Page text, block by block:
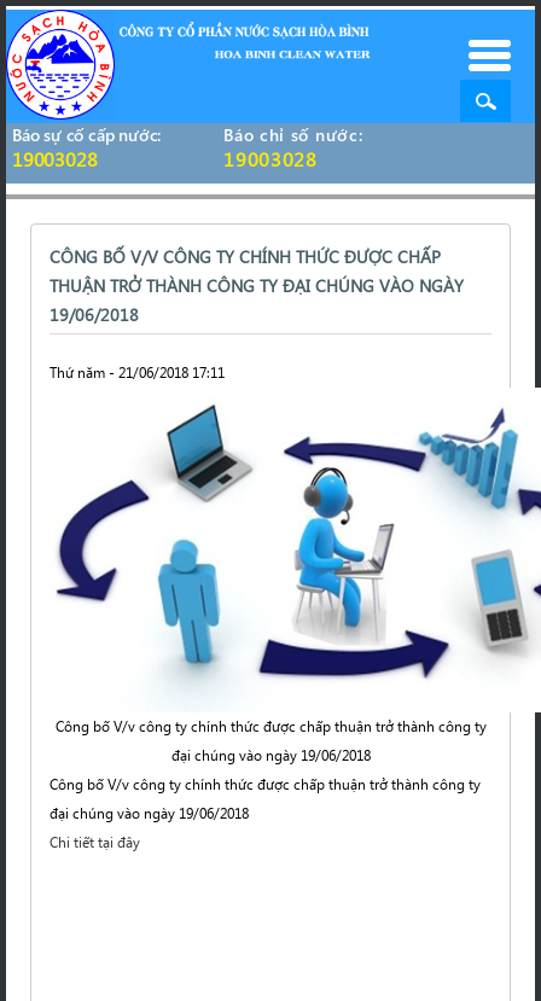
Báo sự cố cấp nước:
19003028
Báo chỉ số nước:
19003028
CÔNG BỐ V/V CÔNG TY CHÍNH THỨC ĐƯỢC CHẤP
THUẬN TRỞ THÀNH CÔNG TY ĐẠI CHÚNG VÀO NGÀY
19/06/2018
Thứ năm - 21/06/2018 17:11
Công bố V/v công ty chính thức được chấp thuận trở thành công ty
đại chúng vào ngày 19/06/2018
Công bố V/v công ty chính thức được chấp thuận trở thành công ty
đại chúng vào ngày 19/06/2018
Chi tiết tại đây